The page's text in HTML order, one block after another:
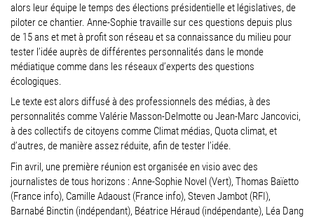
alors leur équipe le temps des élections présidentielle et législatives, de
piloter ce chantier. Anne-Sophie travaille sur ces questions depuis plus
de 15 ans et met à profit son réseau et sa connaissance du milieu pour
tester l’idée auprès de différentes personnalités dans le monde
médiatique comme dans les réseaux d’experts des questions
écologiques.
Le texte est alors diffusé à des professionnels des médias, à des
personnalités comme Valérie Masson-Delmotte ou Jean-Marc Jancovici,
à des collectifs de citoyens comme Climat médias, Quota climat, et
d’autres, de manière assez réduite, afin de tester l’idée.
Fin avril, une première réunion est organisée en visio avec des
journalistes de tous horizons : Anne-Sophie Novel (Vert), Thomas Baïetto
(France info), Camille Adaoust (France info), Steven Jambot (RFI),
Barnabé Binctin (indépendant), Béatrice Héraud (indépendante), Léa Dang